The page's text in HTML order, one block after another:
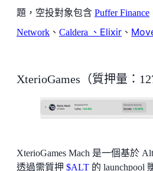
題，空投對象包含 Puffer Finance
Network 、 Caldera 、Elixir 、
XterioGames（質押量：
XterioGames Mach 是一個基於
透過需質押 $ALT 的 launchpool